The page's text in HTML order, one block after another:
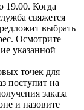
19.00. Когда
свяжется
выбрать
Осмотрите
указанной
точек для
поступит на
заказа
и назовите